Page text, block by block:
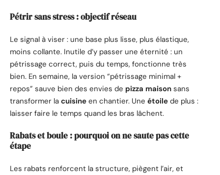
Pétrir sans stress : objectif réseau
Le signal à viser : une base plus lisse, plus élastique,
moins collante. Inutile d’y passer une éternité : un
pétrissage correct, puis du temps, fonctionne très
bien. En semaine, la version “pétrissage minimal +
repos” sauve bien des envies de pizza maison sans
transformer la cuisine en chantier. Une étoile de plus :
laisser faire le temps quand les bras lâchent.
Rabats et boule : pourquoi on ne saute pas cette
étape
Les rabats renforcent la structure, piègent l’air, et